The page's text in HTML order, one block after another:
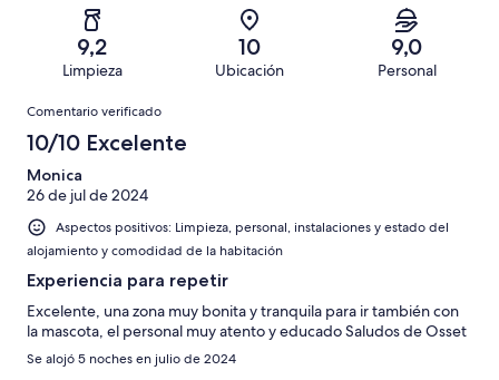
puntuación
puntuación
puntuación
Normal
una
puntuación
Mediocre
una
puntuación
de
9,2
Limpieza
10
Ubicación
9,0
Personal
Comentarios
Comentario verificado
10/10 Excelente
Monica
26 de jul de 2024
Aspectos positivos: Limpieza, personal, instalaciones y estado del
alojamiento y comodidad de la habitación
Experiencia para repetir
Excelente, una zona muy bonita y tranquila para ir también con
la mascota, el personal muy atento y educado Saludos de Osset
Se alojó 5 noches en julio de 2024